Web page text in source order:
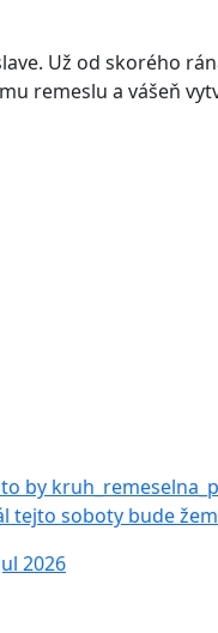
Už od skorého
remeslu a vášeň
tejto soboty bude
2026